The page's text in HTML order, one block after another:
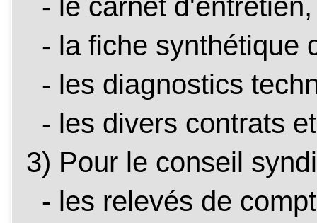
- le carnet d'entretien,
- la fiche synthétique
- les diagnostics
- les divers contrats
3) Pour le conseil
- les relevés de